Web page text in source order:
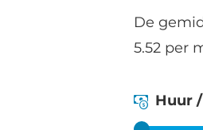
De
5.52 per
Huur